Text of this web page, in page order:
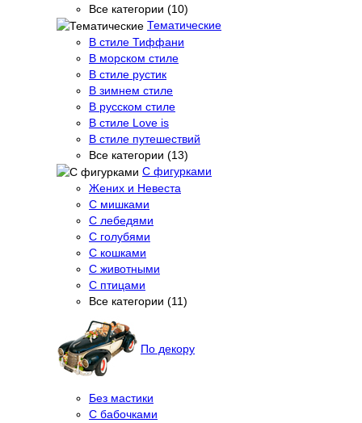
Все категории (10)
Тематические
В стиле Тиффани
В морском стиле
В стиле рустик
В зимнем стиле
В русском стиле
В стиле Love is
В стиле путешествий
Все категории (13)
С фигурками
Жених и Невеста
С мишками
С лебедями
С голубями
С кошками
С животными
С птицами
Все категории (11)
По декору
Без мастики
С бабочками